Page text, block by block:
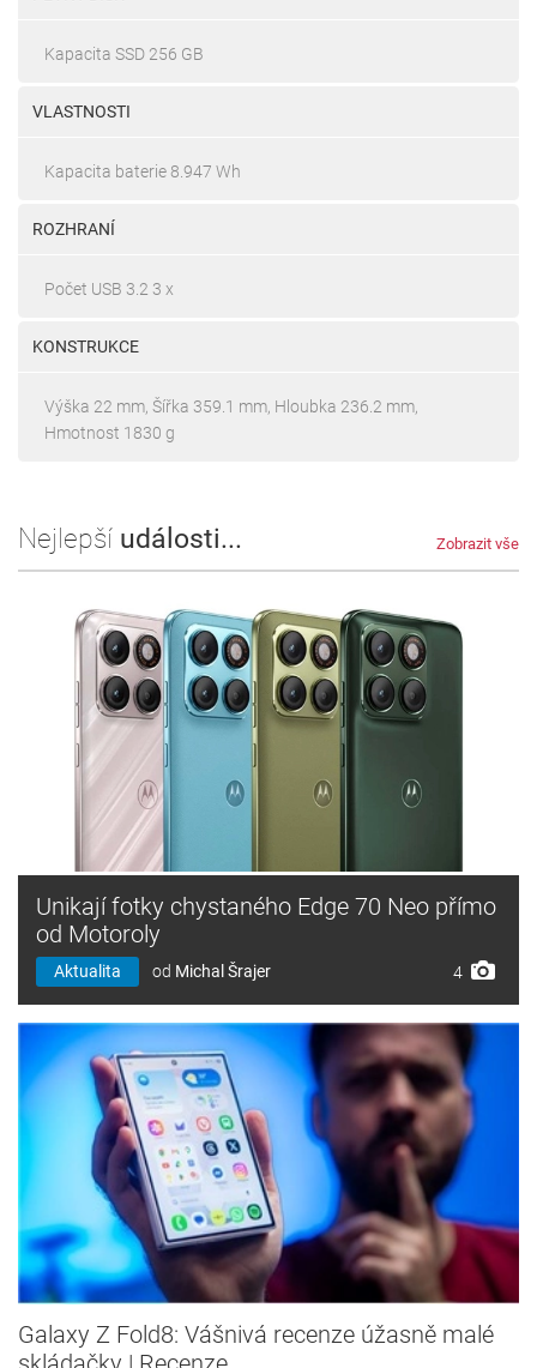
Kapacita SSD 256 GB
VLASTNOSTI
Kapacita baterie 8.947 Wh
ROZHRANÍ
Počet USB 3.2 3 x
KONSTRUKCE
Výška 22 mm, Šířka 359.1 mm, Hloubka 236.2 mm,
Hmotnost 1830 g
Nejlepší události... Zobrazit vše
Unikají fotky chystaného Edge 70 Neo přímo
od Motoroly
Aktualita od Michal Šrajer 4
Galaxy Z Fold8: Vášnivá recenze úžasně malé